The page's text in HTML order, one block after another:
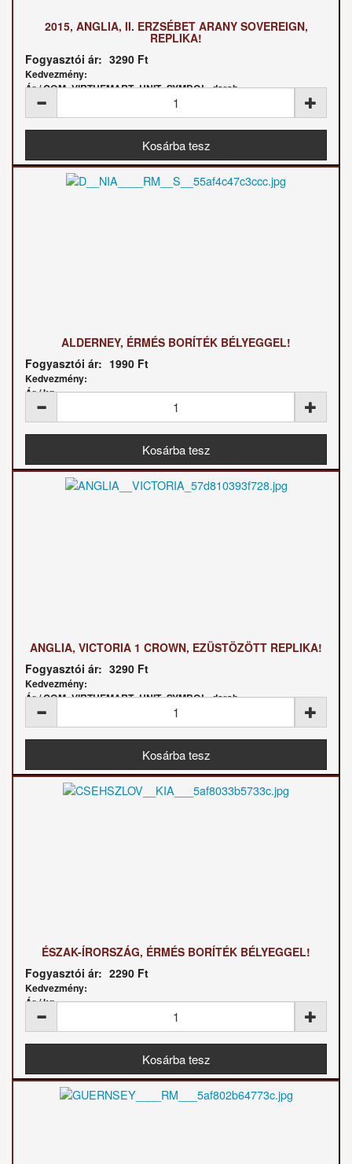
2015, ANGLIA, II. ERZSÉBET ARANY SOVEREIGN,
REPLIKA!
Fogyasztói ár: 3290 Ft
Kedvezmény:
Ár / COM_VIRTUEMART_UNIT_SYMBOL_darab:
ALDERNEY, ÉRMÉS BORÍTÉK BÉLYEGGEL!
Fogyasztói ár: 1990 Ft
Kedvezmény:
Ár / kg:
ANGLIA, VICTORIA 1 CROWN, EZÜSTÖZÖTT REPLIKA!
Fogyasztói ár: 3290 Ft
Kedvezmény:
Ár / COM_VIRTUEMART_UNIT_SYMBOL_darab:
ÉSZAK-ÍRORSZÁG, ÉRMÉS BORÍTÉK BÉLYEGGEL!
Fogyasztói ár: 2290 Ft
Kedvezmény:
Ár / kg: